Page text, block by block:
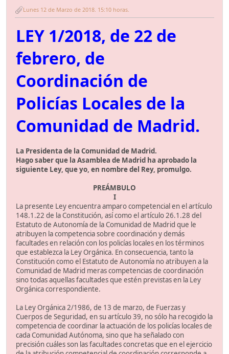
Lunes 12 de Marzo de 2018. 15:10 horas.
LEY 1/2018, de 22 de
febrero, de
Coordinación de
Policías Locales de la
Comunidad de Madrid.
La Presidenta de la Comunidad de Madrid.
Hago saber que la Asamblea de Madrid ha aprobado la
siguiente Ley, que yo, en nombre del Rey, promulgo.
PREÁMBULO
I
La presente Ley encuentra amparo competencial en el artículo
148.1.22 de la Constitución, así como el artículo 26.1.28 del
Estatuto de Autonomía de la Comunidad de Madrid que le
atribuyen la competencia sobre coordinación y demás
facultades en relación con los policías locales en los términos
que establezca la Ley Orgánica. En consecuencia, tanto la
Constitución como el Estatuto de Autonomía no atribuyen a la
Comunidad de Madrid meras competencias de coordinación
sino todas aquellas facultades que estén previstas en la Ley
Orgánica correspondiente.
La Ley Orgánica 2/1986, de 13 de marzo, de Fuerzas y
Cuerpos de Seguridad, en su artículo 39, no sólo ha recogido la
competencia de coordinar la actuación de los policías locales de
cada Comunidad Autónoma, sino que ha señalado con
precisión cuáles son las facultades concretas que en el ejercicio